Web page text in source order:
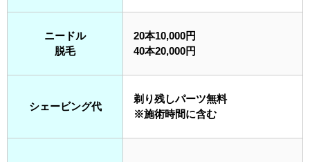
ニードル
脱毛
20本10,000円
40本20,000円
シェービング代
剃り残しパーツ無料
※施術時間に含む